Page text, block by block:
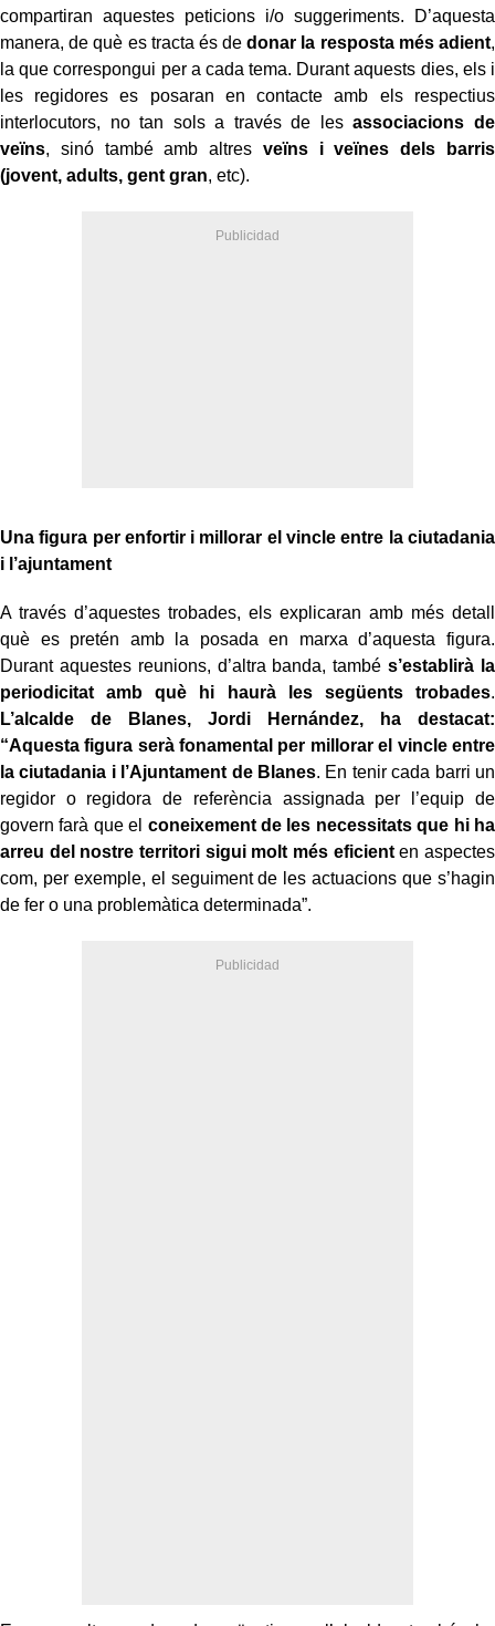
compartiran aquestes peticions i/o suggeriments. D’aquesta
manera, de què es tracta és de donar la resposta més adient,
la que correspongui per a cada tema. Durant aquests dies, els i
les regidores es posaran en contacte amb els respectius
interlocutors, no tan sols a través de lesassociacions de
veïns, sinó també amb altres veïns i veïnes dels barris
(jovent, adults, gent gran, etc).
Una figura per enfortir i millorar el vincle entre la ciutadania
i l’ajuntament
A través d’aquestes trobades, els explicaran amb més detall
què es pretén amb la posada en marxa d’aquesta figura.
Durant aquestes reunions, d’altra banda, també s’establirà la
periodicitat amb què hi haurà les següents trobades.
L’alcalde de Blanes, Jordi Hernández, ha destacat:
“Aquesta figura serà fonamental per millorar el vincle entre
la ciutadania i l’Ajuntament de Blanes. En tenir cada barri un
regidor o regidora de referència assignada per l’equip de
govern farà que el coneixement de les necessitats que hi ha
arreu del nostre territori sigui molt més eficienten aspectes
com, per exemple, el seguiment de les actuacions que s’hagin
de fer o una problemàtica determinada”.